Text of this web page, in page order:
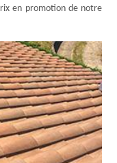
en promotion de notre